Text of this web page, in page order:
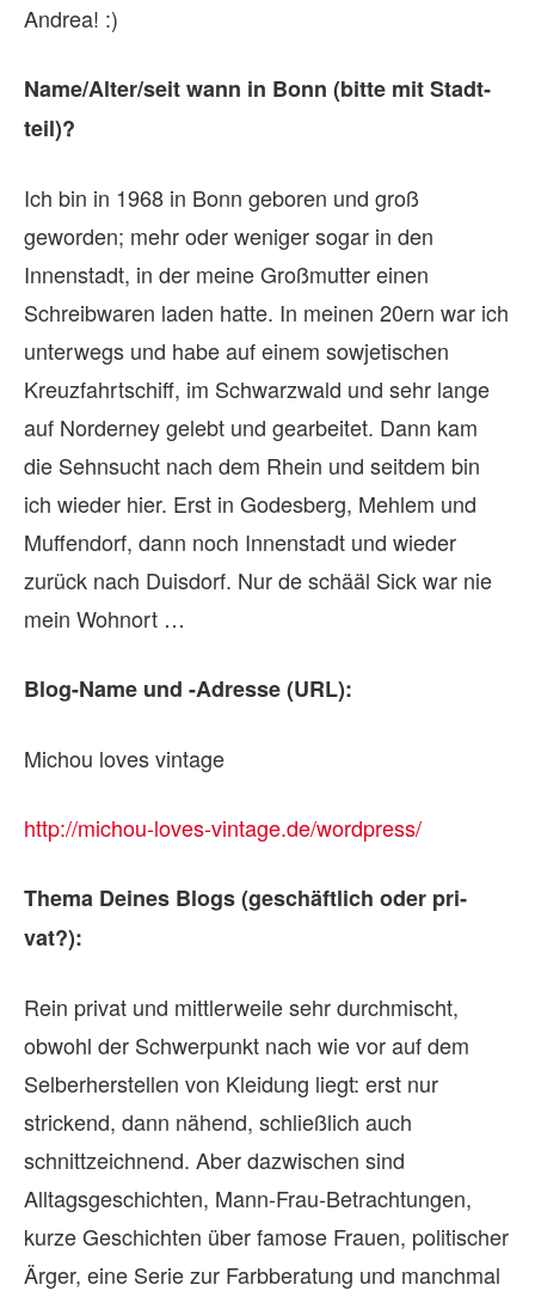
Andrea! :)
Name/Alter/seit wann in Bonn (bitte mit Stadt­
teil)?
Ich bin in 1968 in Bonn geboren und groß
geworden; mehr oder weniger sogar in den
Innenstadt, in der meine Großmutter einen
Schreibwaren laden hatte. In meinen 20ern war ich
unterwegs und habe auf einem sowjetischen
Kreuzfahrtschiff, im Schwarzwald und sehr lange
auf Norderney gelebt und gearbeitet. Dann kam
die Sehnsucht nach dem Rhein und seitdem bin
ich wieder hier. Erst in Godesberg, Mehlem und
Muffendorf, dann noch Innenstadt und wieder
zurück nach Duisdorf. Nur de schääl Sick war nie
mein Wohnort …
Blog-Name und -Adresse (URL):
Michou loves vintage
http://michou-loves-vintage.de/wordpress/
Thema Dei­nes Blogs (ge­schäft­lich oder pri­
vat?):
Rein privat und mittlerweile sehr durchmischt,
obwohl der Schwerpunkt nach wie vor auf dem
Selberherstellen von Kleidung liegt: erst nur
strickend, dann nähend, schließlich auch
schnittzeichnend. Aber dazwischen sind
Alltagsgeschichten, Mann-Frau-Betrachtungen,
kurze Geschichten über famose Frauen, politischer
Ärger, eine Serie zur Farbberatung und manchmal